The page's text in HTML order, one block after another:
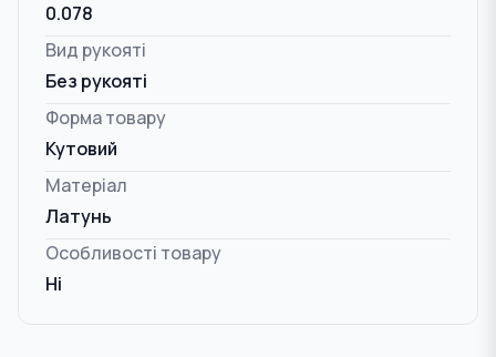
0.078
Вид рукояті
Без рукояті
Форма товару
Кутовий
Матеріал
Латунь
Особливості товару
Ні